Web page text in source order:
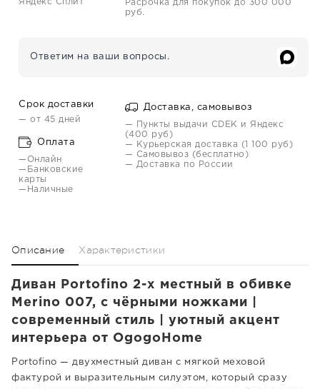
Яндекс Сплит
Расрочка для покупок до 300 000
руб.
Ответим на ваши вопросы.
Срок доставки
— от 45 дней
Оплата
—Онлайн
—Банковские
карты
—Наличные
Доставка, самовывоз
— Пункты выдачи CDEK и Яндекс
(400 руб)
— Курьерская доставка (1 100 руб)
— Самовывоз (бесплатно)
— Доставка по России
Описание Характеристики
Диван Portofino 2-х местный в обивке
Merino 007, с чёрными ножками |
современный стиль | уютный акцент
интерьера от OgogoHome
Portofino — двухместный диван с мягкой меховой
фактурой и выразительным силуэтом, который сразу